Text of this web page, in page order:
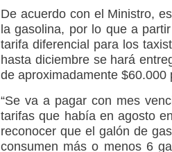
De acuerdo con el Ministro,
la gasolina, por lo que a
tarifa diferencial para los
hasta diciembre se hará
de aproximadamente $60.000
“Se va a pagar con mes
tarifas que había en agosto
reconocer que el galón de
consumen más o menos 6